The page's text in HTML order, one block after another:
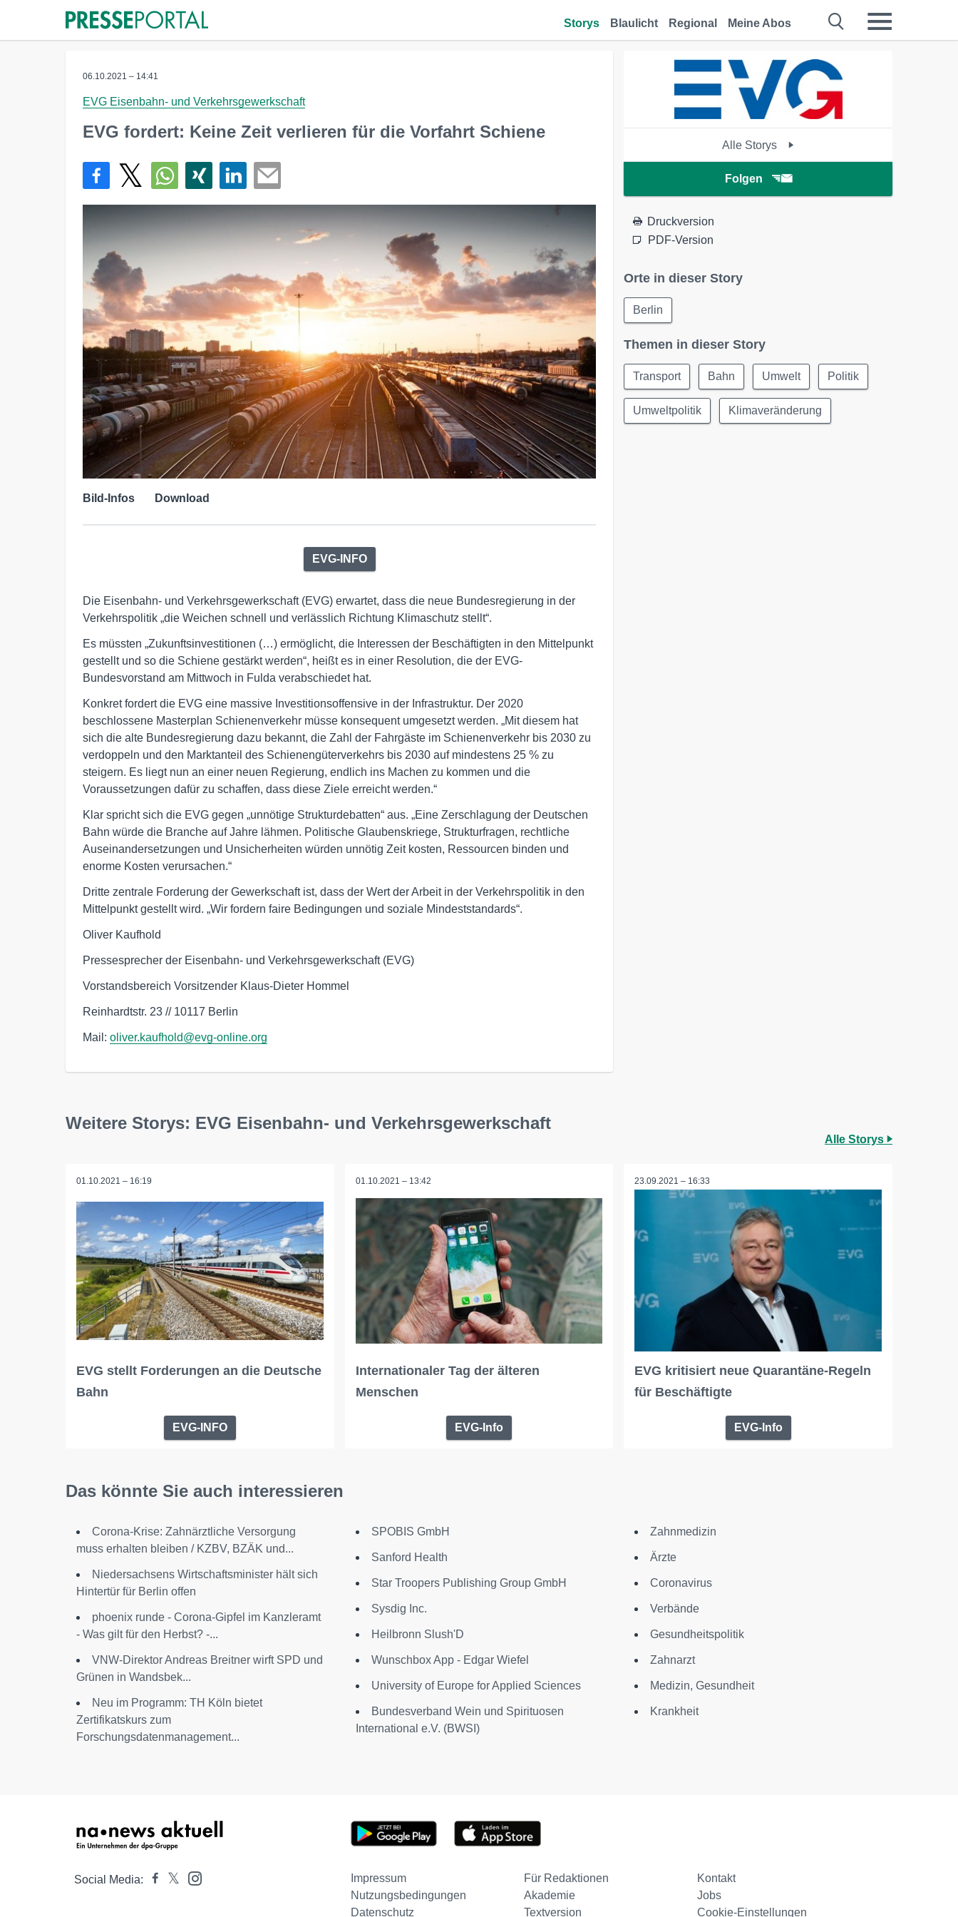
Storys Blaulicht Regional Meine Abos
06.10.2021 – 14:41
EVG Eisenbahn- und Verkehrsgewerkschaft
EVG fordert: Keine Zeit verlieren für die Vorfahrt Schiene
Bild-Infos Download
EVG-INFO
Die Eisenbahn- und Verkehrsgewerkschaft (EVG) erwartet, dass die neue Bundesregierung in der
Verkehrspolitik „die Weichen schnell und verlässlich Richtung Klimaschutz stellt“.
Es müssten „Zukunftsinvestitionen (…) ermöglicht, die Interessen der Beschäftigten in den Mittelpunkt
gestellt und so die Schiene gestärkt werden“, heißt es in einer Resolution, die der EVG-
Bundesvorstand am Mittwoch in Fulda verabschiedet hat.
Konkret fordert die EVG eine massive Investitionsoffensive in der Infrastruktur. Der 2020
beschlossene Masterplan Schienenverkehr müsse konsequent umgesetzt werden. „Mit diesem hat
sich die alte Bundesregierung dazu bekannt, die Zahl der Fahrgäste im Schienenverkehr bis 2030 zu
verdoppeln und den Marktanteil des Schienengüterverkehrs bis 2030 auf mindestens 25 % zu
steigern. Es liegt nun an einer neuen Regierung, endlich ins Machen zu kommen und die
Voraussetzungen dafür zu schaffen, dass diese Ziele erreicht werden.“
Klar spricht sich die EVG gegen „unnötige Strukturdebatten“ aus. „Eine Zerschlagung der Deutschen
Bahn würde die Branche auf Jahre lähmen. Politische Glaubenskriege, Strukturfragen, rechtliche
Auseinandersetzungen und Unsicherheiten würden unnötig Zeit kosten, Ressourcen binden und
enorme Kosten verursachen.“
Dritte zentrale Forderung der Gewerkschaft ist, dass der Wert der Arbeit in der Verkehrspolitik in den
Mittelpunkt gestellt wird. „Wir fordern faire Bedingungen und soziale Mindeststandards“.
Oliver Kaufhold
Pressesprecher der Eisenbahn- und Verkehrsgewerkschaft (EVG)
Vorstandsbereich Vorsitzender Klaus-Dieter Hommel
Reinhardtstr. 23 // 10117 Berlin
Mail: oliver.kaufhold@evg-online.org
Alle Storys
Folgen
Druckversion
PDF-Version
Orte in dieser Story
Berlin
Themen in dieser Story
Transport Bahn Umwelt Politik
Umweltpolitik Klimaveränderung
Weitere Storys: EVG Eisenbahn- und Verkehrsgewerkschaft
Alle Storys
01.10.2021 – 16:19
EVG stellt Forderungen an die Deutsche
Bahn
EVG-INFO
01.10.2021 – 13:42
Internationaler Tag der älteren
Menschen
EVG-Info
23.09.2021 – 16:33
EVG kritisiert neue Quarantäne-Regeln
für Beschäftigte
EVG-Info
Das könnte Sie auch interessieren
Corona-Krise: Zahnärztliche Versorgung
muss erhalten bleiben / KZBV, BZÄK und...
Niedersachsens Wirtschaftsminister hält sich
Hintertür für Berlin offen
phoenix runde - Corona-Gipfel im Kanzleramt
- Was gilt für den Herbst? -...
VNW-Direktor Andreas Breitner wirft SPD und
Grünen in Wandsbek...
Neu im Programm: TH Köln bietet
Zertifikatskurs zum
Forschungsdatenmanagement...
SPOBIS GmbH
Sanford Health
Star Troopers Publishing Group GmbH
Sysdig Inc.
Heilbronn Slush'D
Wunschbox App - Edgar Wiefel
University of Europe for Applied Sciences
Bundesverband Wein und Spirituosen
International e.V. (BWSI)
Zahnmedizin
Ärzte
Coronavirus
Verbände
Gesundheitspolitik
Zahnarzt
Medizin, Gesundheit
Krankheit
Social Media: Impressum Für Redaktionen
Kontakt
Nutzungsbedingungen
Akademie
Jobs
Datenschutz
Textversion Cookie-Einstellungen